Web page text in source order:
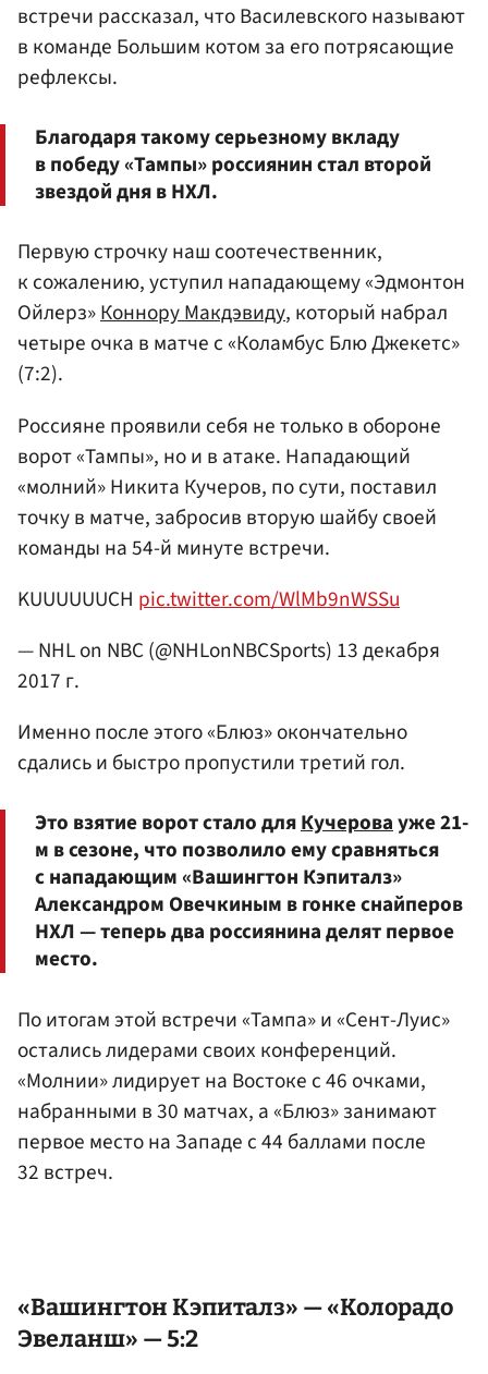
встречи рассказал, что Василевского называют
в команде Большим котом за его потрясающие
рефлексы.
Благодаря такому серьезному вкладу
в победу «Тампы» россиянин стал второй
звездой дня в НХЛ.
Первую строчку наш соотечественник,
к сожалению, уступил нападающему «Эдмонтон
Ойлерз»Коннору Макдэвиду, который набрал
четыре очка в матче с «Коламбус Блю Джекетс»
(7:2).
Россияне проявили себя не только в обороне
ворот «Тампы», но и в атаке. Нападающий
«молний» Никита Кучеров, по сути, поставил
точку в матче, забросив вторую шайбу своей
команды на 54-й минуте встречи.
KUUUUUUCH pic.twitter.com/WlMb9nWSSu
— NHL on NBC (@NHLonNBCSports) 13 декабря
2017 г.
Именно после этого «Блюз» окончательно
сдались и быстро пропустили третий гол.
Это взятие ворот стало дляКучеровауже 21-
м в сезоне, что позволило ему сравняться
с нападающим «Вашингтон Кэпиталз»
Александром Овечкиным в гонке снайперов
НХЛ — теперь два россиянина делят первое
место.
По итогам этой встречи «Тампа» и «Сент-Луис»
остались лидерами своих конференций.
«Молнии» лидирует на Востоке с 46 очками,
набранными в 30 матчах, а «Блюз» занимают
первое место на Западе с 44 баллами после
32 встреч.
«Вашингтон Кэпиталз» — «Колорадо
Эвеланш» — 5:2